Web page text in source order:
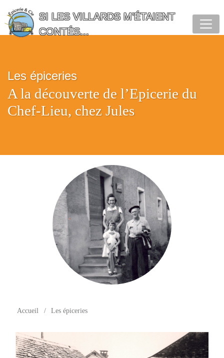
SI LES VILLARDS M’ÉTAIENT
CONTÉS...
Les épiceries
A la découverte de l’Epicerie du
Chef-Lieu, chez Jules
Accueil / Les épiceries